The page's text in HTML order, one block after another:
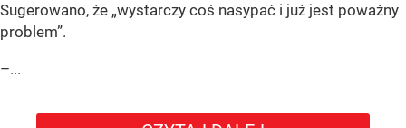
Sugerowano, że „wystarczy coś nasypać i już jest poważny
problem”.
–...